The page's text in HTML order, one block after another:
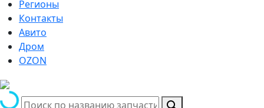
Регионы
Контакты
Авито
Дром
OZON